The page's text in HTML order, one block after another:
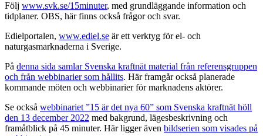
Följ www.svk.se/15minuter, med grundläggande information och
tidplaner. OBS, här finns också frågor och svar.
Edielportalen, www.ediel.se är ett verktyg för el- och
naturgasmarknaderna i Sverige.
På denna sida samlar Svenska kraftnät material från referensgruppen
och från webbinarier som hållits. Här framgår också planerade
kommande möten och webbinarier för marknadens aktörer.
Se också webbinariet ”15 är det nya 60” som Svenska kraftnät höll
den 13 december 2022 med bakgrund, lägesbeskrivning och
framåtblick på 45 minuter. Här ligger även bildserien som visades på